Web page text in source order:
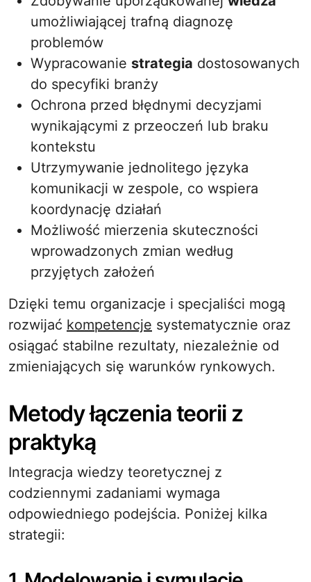
umożliwiającej trafną diagnozę
problemów
Wypracowanie strategia dostosowanych
do specyfiki branży
Ochrona przed błędnymi decyzjami
wynikającymi z przeoczeń lub braku
kontekstu
Utrzymywanie jednolitego języka
komunikacji w zespole, co wspiera
koordynację działań
Możliwość mierzenia skuteczności
wprowadzonych zmian według
przyjętych założeń
Dzięki temu organizacje i specjaliści mogą
rozwijać kompetencje systematycznie oraz
osiągać stabilne rezultaty, niezależnie od
zmieniających się warunków rynkowych.
Metody łączenia teorii z
praktyką
Integracja wiedzy teoretycznej z
codziennymi zadaniami wymaga
odpowiedniego podejścia. Poniżej kilka
strategii: